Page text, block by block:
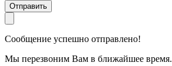
Отправить
Сообщение успешно отправлено!
Мы перезвоним Вам в ближайшее время.